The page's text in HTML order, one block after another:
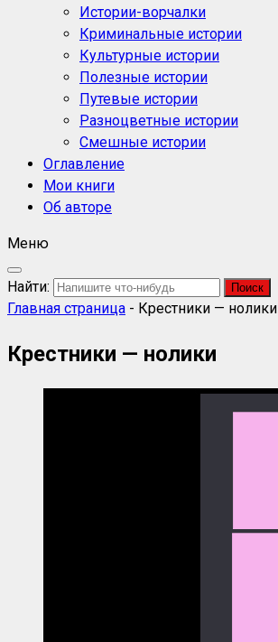
Истории-ворчалки
Криминальные истории
Культурные истории
Полезные истории
Путевые истории
Разноцветные истории
Смешные истории
Оглавление
Мои книги
Об авторе
Меню
Найти:
Главная страница - Крестники — нолики
Крестники — нолики